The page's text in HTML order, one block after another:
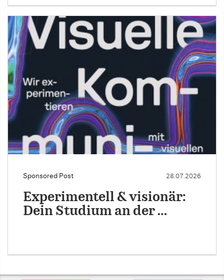
Sponsored Post 28.07.2026
Experimentell & visionär:
Dein Studium an der …